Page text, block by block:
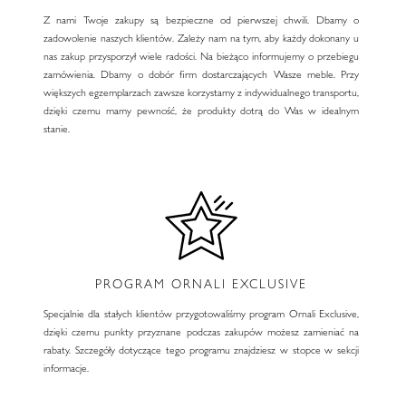
Z nami Twoje zakupy są bezpieczne od pierwszej chwili. Dbamy o
zadowolenie naszych klientów. Zależy nam na tym, aby każdy dokonany u
nas zakup przysporzył wiele radości. Na bieżąco informujemy o przebiegu
zamówienia. Dbamy o dobór firm dostarczających Wasze meble. Przy
większych egzemplarzach zawsze korzystamy z indywidualnego transportu,
dzięki czemu mamy pewność, że produkty dotrą do Was w idealnym
stanie.
PROGRAM ORNALI EXCLUSIVE
Specjalnie dla stałych klientów przygotowaliśmy program Ornali Exclusive,
dzięki czemu punkty przyznane podczas zakupów możesz zamieniać na
rabaty. Szczegóły dotyczące tego programu znajdziesz w stopce w sekcji
informacje.